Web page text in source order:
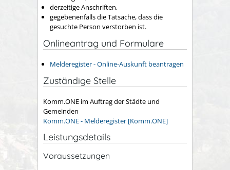
derzeitige Anschriften,
gegebenenfalls die Tatsache, dass die
gesuchte Person verstorben ist.
Onlineantrag und Formulare
Melderegister - Online-Auskunft beantragen
Zuständige Stelle
Komm.ONE im Auftrag der Städte und
Gemeinden
Komm.ONE - Melderegister [Komm.ONE]
Leistungsdetails
Voraussetzungen